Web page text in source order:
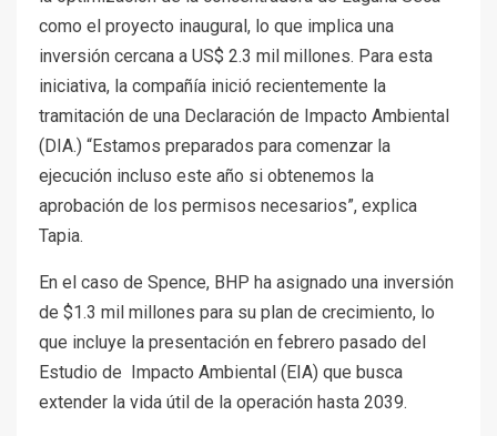
como el proyecto inaugural, lo que implica una
inversión cercana a US$ 2.3 mil millones. Para esta
iniciativa, la compañía inició recientemente la
tramitación de una Declaración de Impacto Ambiental
(DIA.) “Estamos preparados para comenzar la
ejecución incluso este año si obtenemos la
aprobación de los permisos necesarios”, explica
Tapia.
En el caso de Spence, BHP ha asignado una inversión
de $1.3 mil millones para su plan de crecimiento, lo
que incluye la presentación en febrero pasado del
Estudio de Impacto Ambiental (EIA) que busca
extender la vida útil de la operación hasta 2039.